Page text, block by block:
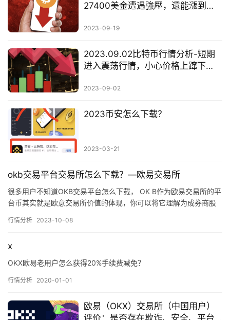
27400美金遭遇強壓，還能漲到
2023-09-19
2023.09.02比特币行情分析-短期
进入震荡行情，小心价格上蹿下
2023-09-02
2023币安怎么下载？
2023-03-21
okb交易平台交易所怎么下载？—欧易交易所
很多用户不知道OKB交易平台怎么下载， OK B作为欧易交易所的平
台币其实就是欧意交易所价值的体现，你可以将它理解为成券商股
行情分析 2023-10-08
x
OKX欧易老用户怎么获得20%手续费减免？
行情分析 2020-01-01
欧易（OKX）交易所（中国用户）
评价：是否存在欺诈、安全、平台